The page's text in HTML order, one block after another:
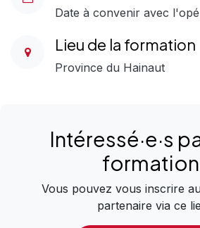
Date à convenir avec
Lieu de la formation
Province du Hainaut
Intéressé·e·s
formation
Vous pouvez vous inscrire
partenaire via ce